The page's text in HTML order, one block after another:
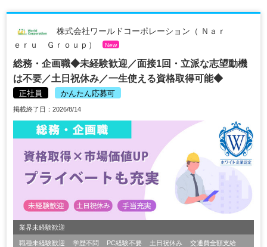
株式会社ワールドコーポレーション（ Ｎａｒ
ｅｒｕ Ｇｒｏｕｐ）
New
総務・企画職◆未経験歓迎／面接1回・立派な志望動機
は不要／土日祝休み／一生使える資格取得可能◆
正社員 かんたん応募可
掲載終了日：2026/8/14
業界未経験歓迎
職種未経験歓迎 学歴不問 PC経験不要 土日祝休み 交通費全額支給